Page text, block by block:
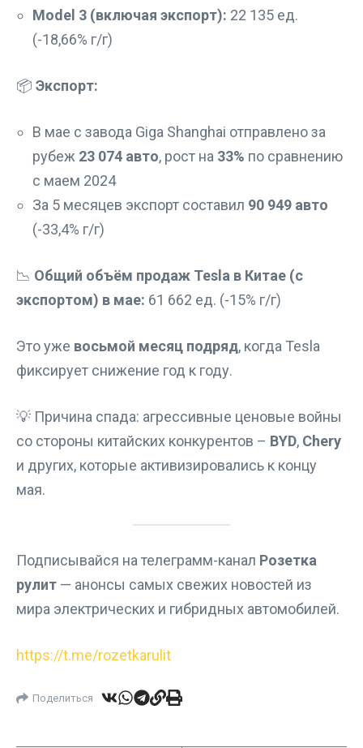
Model 3 (включая экспорт): 22 135 ед.
(-18,66% г/г)
📦 Экспорт:
В мае с завода Giga Shanghai отправлено за
рубеж 23 074 авто, рост на 33% по сравнению
с маем 2024
За 5 месяцев экспорт составил 90 949 авто
(-33,4% г/г)
📉 Общий объём продаж Tesla в Китае (с
экспортом) в мае: 61 662 ед. (-15% г/г)
Это уже восьмой месяц подряд, когда Tesla
фиксирует снижение год к году.
💡 Причина спада: агрессивные ценовые войны
со стороны китайских конкурентов – BYD, Chery
и других, которые активизировались к концу
мая.
Подписывайся на телеграмм-канал Розетка
рулит — анонсы самых свежих новостей из
мира электрических и гибридных автомобилей.
https://t.me/rozetkarulit
Поделиться